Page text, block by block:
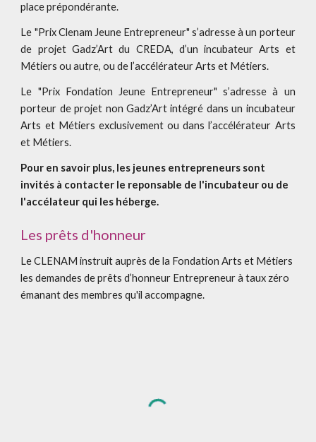
place prépondérante.
Le "Prix Clenam Jeune Entrepreneur" s’adresse à un porteur
de projet Gadz’Art du CREDA, d’un incubateur Arts et
Métiers ou autre, ou de l’accélérateur Arts et Métiers.
Le "Prix Fondation Jeune Entrepreneur" s’adresse à un
porteur de projet non Gadz’Art intégré dans un incubateur
Arts et Métiers exclusivement ou dans l’accélérateur Arts
et Métiers.
Pour en savoir plus, les jeunes entrepreneurs sont
invités à contacter le reponsable de l'incubateur ou de
l'accélateur qui les héberge.
Les prêts d'honneur
Le CLENAM instruit auprès de la Fondation Arts et Métiers
les demandes de prêts d’honneur Entrepreneur à taux zéro
émanant des membres qu'il accompagne.